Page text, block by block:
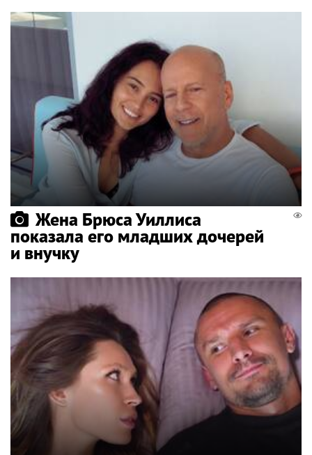
Жена Брюса Уиллиса
показала его младших дочерей
и внучку